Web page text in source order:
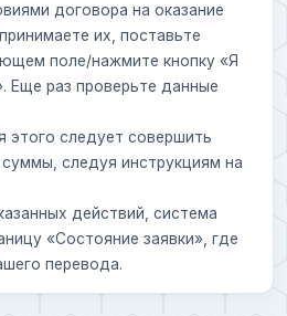
договора на оказание
их, поставьте
поле/нажмите кнопку «Я
Еще раз проверьте данные
этого следует совершить
следуя инструкциям на
действий, система
«Состояние заявки», где
перевода.